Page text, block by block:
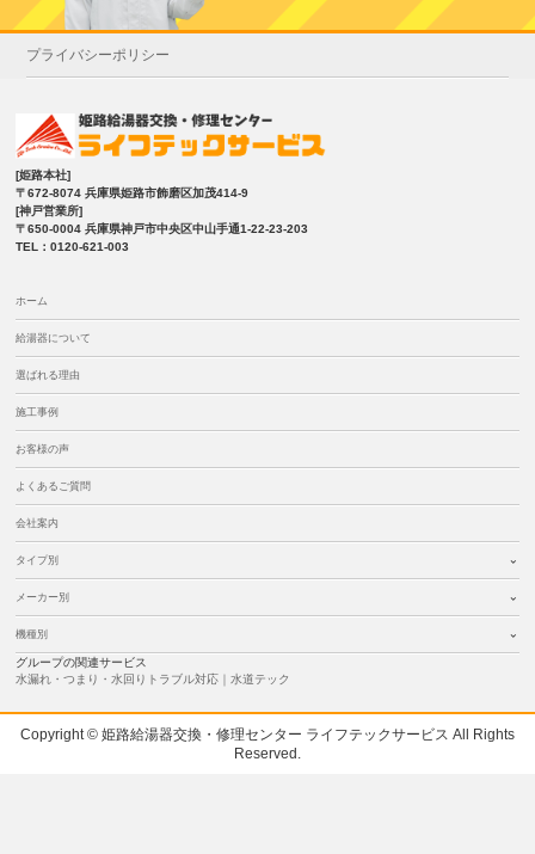
プライバシーポリシー
[姫路本社]
〒672-8074 兵庫県姫路市飾磨区加茂414-9
[神戸営業所]
〒650-0004 兵庫県神戸市中央区中山手通1-22-23-203
TEL：0120-621-003
ホーム
給湯器について
選ばれる理由
施工事例
お客様の声
よくあるご質問
会社案内
タイプ別
メーカー別
機種別
グループの関連サービス
水漏れ・つまり・水回りトラブル対応｜水道テック
Copyright © 姫路給湯器交換・修理センター ライフテックサービス All Rights
Reserved.